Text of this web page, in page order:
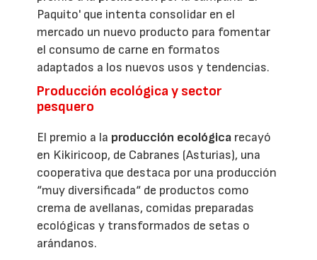
Paquito' que intenta consolidar en el
mercado un nuevo producto para fomentar
el consumo de carne en formatos
adaptados a los nuevos usos y tendencias.
Producción ecológica y sector
pesquero
El premio a la producción ecológica recayó
en Kikiricoop, de Cabranes (Asturias), una
cooperativa que destaca por una producción
“muy diversificada“ de productos como
crema de avellanas, comidas preparadas
ecológicas y transformados de setas o
arándanos.